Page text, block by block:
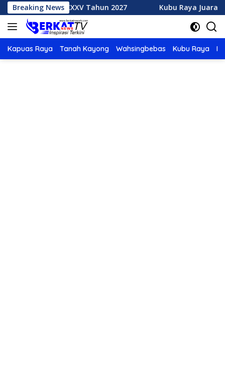
Langsung
ke
konten
Breaking News
XXXV Tahun 2027 Kubu Raya Juara Umum MTQ
Kapuas Raya Tanah Kayong Wahsingbebas Kubu Raya